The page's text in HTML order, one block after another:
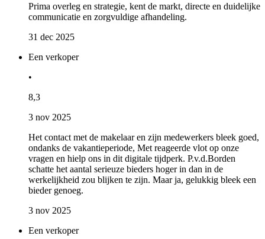
Prima overleg en strategie, kent de markt, directe en duidelijke
communicatie en zorgvuldige afhandeling.
31 dec 2025
Een verkoper
•
8,3
3 nov 2025
Het contact met de makelaar en zijn medewerkers bleek goed,
ondanks de vakantieperiode, Met reageerde vlot op onze
vragen en hielp ons in dit digitale tijdperk. P.v.d.Borden
schatte het aantal serieuze bieders hoger in dan in de
werkelijkheid zou blijken te zijn. Maar ja, gelukkig bleek een
bieder genoeg.
3 nov 2025
Een verkoper